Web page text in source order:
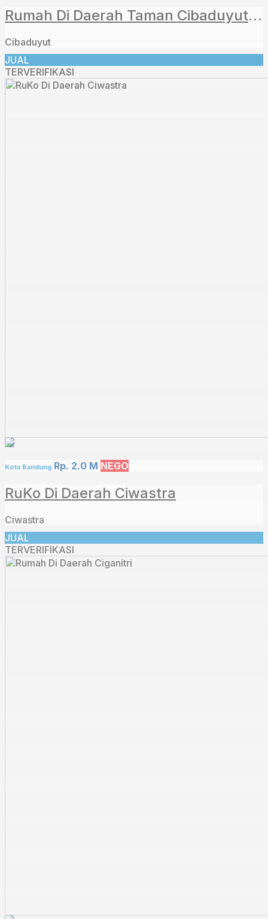
Rumah Di Daerah Taman Cibaduyut Indah
Cibaduyut
JUAL
TERVERIFIKASI
Kota Bandung Rp. 2.0 M NEGO
RuKo Di Daerah Ciwastra
Ciwastra
JUAL
TERVERIFIKASI